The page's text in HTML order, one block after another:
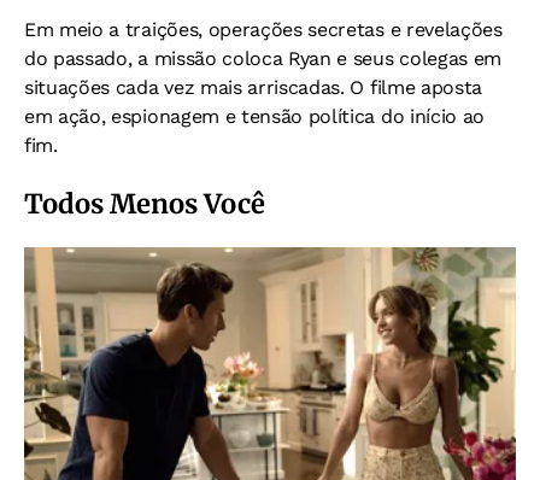
Em meio a traições, operações secretas e revelações
do passado, a missão coloca Ryan e seus colegas em
situações cada vez mais arriscadas. O filme aposta
em ação, espionagem e tensão política do início ao
fim.
Todos Menos Você